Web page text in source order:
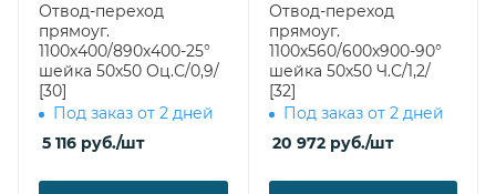
Отвод-переход
прямоуг.
1100х400/890х400-25°
шейка 50х50 Оц.С/0,9/
[30]
Под заказ от 2 дней
5 116 руб./шт
Отвод-переход
прямоуг.
1100х560/600х900-90°
шейка 50х50 Ч.С/1,2/
[32]
Под заказ от 2 дней
20 972руб./шт